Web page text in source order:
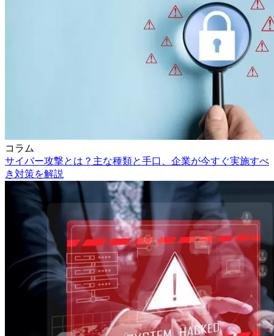
コラム
サイバー攻撃とは？主な種類と手口、企業が今すぐ実施すべ
き対策を解説